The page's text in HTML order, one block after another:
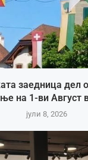
заедница дел
на 1-ви Август
јули 8, 2026